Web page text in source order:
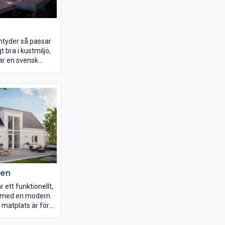
så passar
bra i kustmiljö,
en svensk
utformning
vårt avlånga
är sexdelad,
modern
öppet
kök, matplats
Den generösa
ger svalka
under vår och
ett funktionellt,
en modern
matplats är för